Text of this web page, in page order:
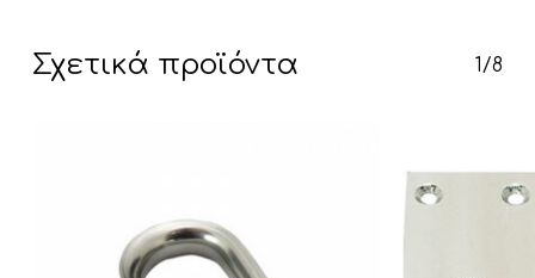
Go To Shop
Σχετικά προϊόντα 1/8